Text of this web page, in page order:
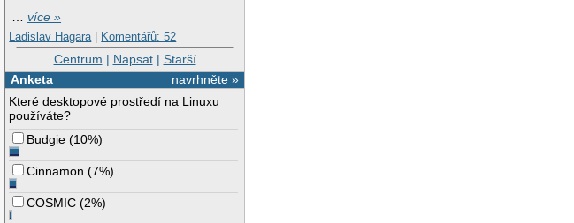
…více »
Ladislav Hagara | Komentářů: 52
Centrum | Napsat| Starší
navrhněte »
Anketa
Které desktopové prostředí na Linuxu
používáte?
Budgie (10%)
Cinnamon (7%)
COSMIC (2%)